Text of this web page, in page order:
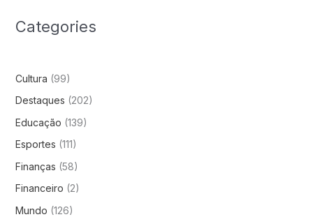
Categories
Cultura (99)
Destaques (202)
Educação (139)
Esportes (111)
Finanças (58)
Financeiro (2)
Mundo (126)